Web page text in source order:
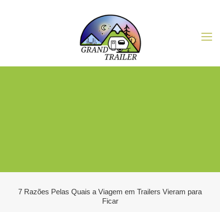
7 Razões Pelas Quais a Viagem em Trailers Vieram para
Ficar